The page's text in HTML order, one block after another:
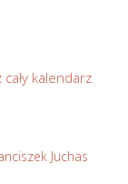
cały kalendarz
Juchas